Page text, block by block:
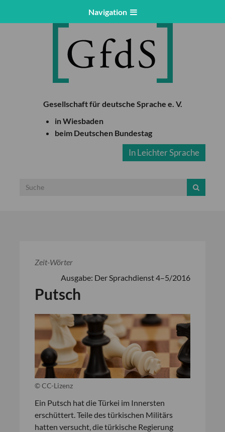
Navigation
Gesellschaft für deutsche Sprache e. V.
in Wiesbaden
beim Deutschen Bundestag
In Leichter Sprache
Zeit-Wörter
Ausgabe: Der Sprachdienst 4–5/2016
Putsch
© CC-Lizenz
Ein Putsch hat die Türkei im Innersten
erschüttert. Teile des türkischen Militärs
hatten versucht, die türkische Regierung